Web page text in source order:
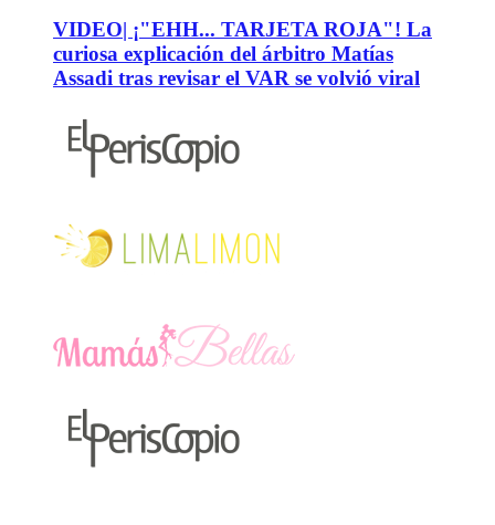
VIDEO| ¡"EHH... TARJETA ROJA"! La
curiosa explicación del árbitro Matías
Assadi tras revisar el VAR se volvió viral